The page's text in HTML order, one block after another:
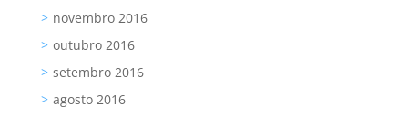
novembro 2016
outubro 2016
setembro 2016
agosto 2016